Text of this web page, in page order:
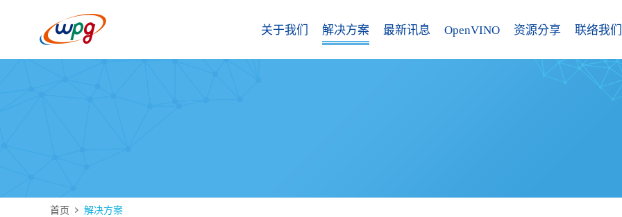
关于我们 解决方案 最新讯息 OpenVINO 资源分享 联络我们
首页 解决方案